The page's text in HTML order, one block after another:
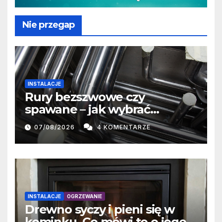
Nie przegap
INSTALACJE
Rury bezszwowe czy
spawane – jak wybrać
właściwe rozwiązanie?
07/08/2026 4 KOMENTARZE
INSTALACJE OGRZEWANIE
Drewno syczy i pieni się w